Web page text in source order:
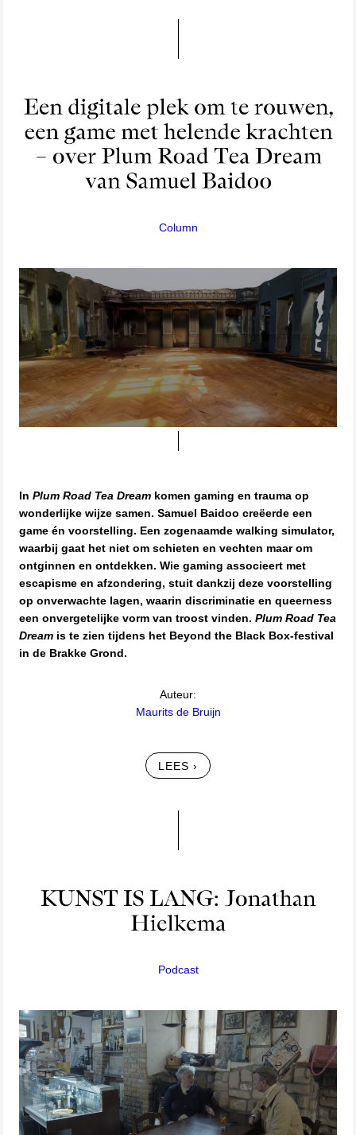
Column
In Plum Road Tea Dream komen gaming en trauma op
wonderlijke wijze samen. Samuel Baidoo creëerde een
game én voorstelling. Een zogenaamde walking simulator,
waarbij gaat het niet om schieten en vechten maar om
ontginnen en ontdekken. Wie gaming associeert met
escapisme en afzondering, stuit dankzij deze voorstelling
op onverwachte lagen, waarin discriminatie en queerness
een onvergetelijke vorm van troost vinden. Plum Road Tea
Dream is te zien tijdens het Beyond the Black Box-festival
in de Brakke Grond.
Auteur:
Maurits de Bruijn
LEES ›
Podcast